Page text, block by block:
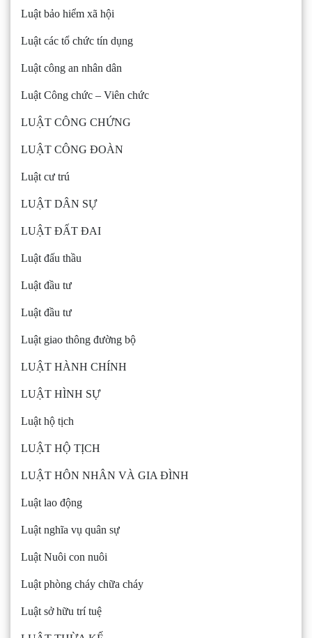
Luật bảo hiểm xã hội
Luật các tổ chức tín dụng
Luật công an nhân dân
Luật Công chức – Viên chức
LUẬT CÔNG CHỨNG
LUẬT CÔNG ĐOÀN
Luật cư trú
LUẬT DÂN SỰ
LUẬT ĐẤT ĐAI
Luật đấu thầu
Luật đầu tư
Luật đầu tư
Luật giao thông đường bộ
LUẬT HÀNH CHÍNH
LUẬT HÌNH SỰ
Luật hộ tịch
LUẬT HỘ TỊCH
LUẬT HÔN NHÂN VÀ GIA ĐÌNH
Luật lao động
Luật nghĩa vụ quân sự
Luật Nuôi con nuôi
Luật phòng cháy chữa cháy
Luật sở hữu trí tuệ